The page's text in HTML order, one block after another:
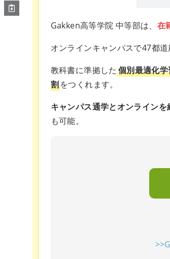
Gakken高等学院 中等部は、 在
オンラインキャンパスで47都
教科書に準拠した 個別最適化
割をつくれます。
キャンパス通学とオンライン
も可能。